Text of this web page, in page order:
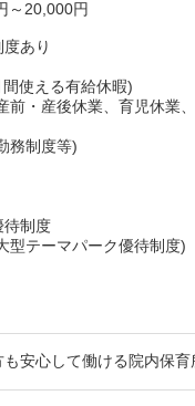
～20,000円
あり
使える有給休暇)
前・産後休業、育児休業
務制度等)
待制度
型テーマパーク優待制度)
安心して働ける院内保